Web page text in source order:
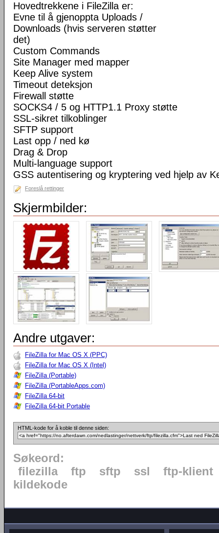
Hovedtrekkene i FileZilla er:
Evne til å gjenoppta Uploads /
Downloads (hvis serveren støtter
det)
Custom Commands
Site Manager med mapper
Keep Alive system
Timeout deteksjon
Firewall støtte
SOCKS4 / 5 og HTTP1.1 Proxy støtte
SSL-sikret tilkoblinger
SFTP support
Last opp / ned kø
Drag & Drop
Multi-language support
GSS autentisering og kryptering ved hjelp av
Foreslå rettinger
Skjermbilder:
Andre utgaver:
FileZilla for Mac OS X (PPC)
FileZilla for Mac OS X (Intel)
FileZilla (Portable)
FileZilla (PortableApps.com)
FileZilla 64-bit
FileZilla 64-bit Portable
HTML-kode for å koble til denne siden:
Søkeord:
filezilla
ftp sftp ssl
ftp-klient
kildekode